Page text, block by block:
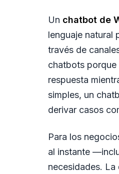
Un chatbot de
lenguaje natural
través de
chatbots porque
respuesta
simples, un
derivar casos
Para los
al instante
necesidades.